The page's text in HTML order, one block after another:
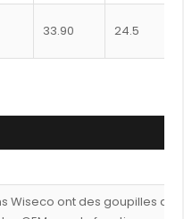
33.90 24.5
Wiseco ont des goupilles